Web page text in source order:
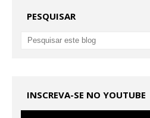
PESQUISAR
INSCREVA-SE NO YOUTUBE